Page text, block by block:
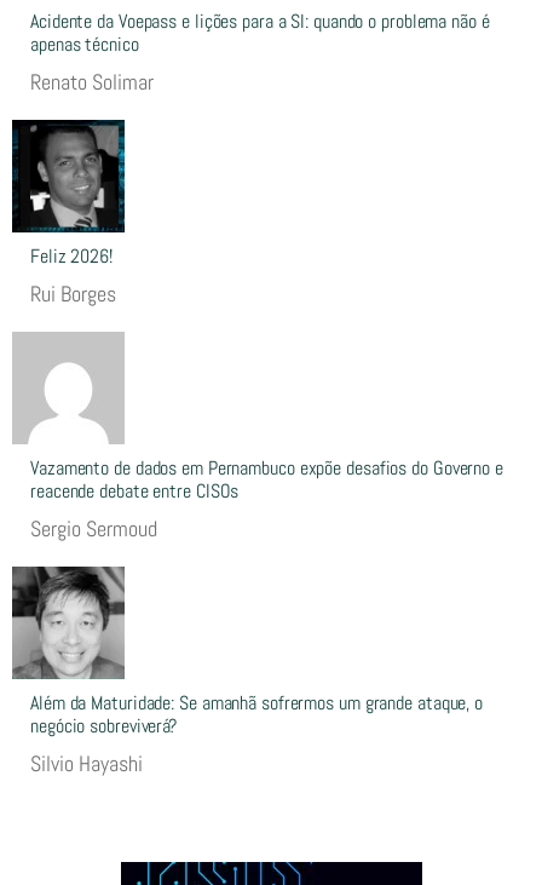
Acidente da Voepass e lições para a SI: quando o problema não é
apenas técnico
Renato Solimar
Feliz 2026!
Rui Borges
Vazamento de dados em Pernambuco expõe desafios do Governo e
reacende debate entre CISOs
Sergio Sermoud
Além da Maturidade: Se amanhã sofrermos um grande ataque, o
negócio sobreviverá?
Silvio Hayashi